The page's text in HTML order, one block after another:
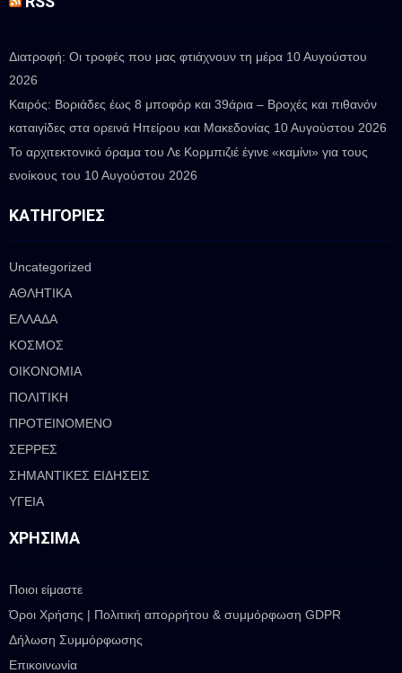
Διατροφή: Οι τροφές που μας φτιάχνουν τη μέρα 10 Αυγούστου
2026
Καιρός: Βοριάδες έως 8 μποφόρ και 39άρια – Βροχές και πιθανόν
καταιγίδες στα ορεινά Ηπείρου και Μακεδονίας 10 Αυγούστου 2026
Το αρχιτεκτονικό όραμα του Λε Κορμπιζιέ έγινε «καμίνι» για τους
ενοίκους του 10 Αυγούστου 2026
ΚΑΤΗΓΟΡΊΕΣ
Uncategorized
ΑΘΛΗΤΙΚΑ
ΕΛΛΑΔΑ
ΚΟΣΜΟΣ
ΟΙΚΟΝΟΜΙΑ
ΠΟΛΙΤΙΚΗ
ΠΡΟΤΕΙΝΟΜΕΝΟ
ΣΕΡΡΕΣ
ΣΗΜΑΝΤΙΚΕΣ ΕΙΔΗΣΕΙΣ
ΥΓΕΙΑ
ΧΡΉΣΙΜΑ
Ποιοι είμαστε
Όροι Χρήσης | Πολιτική απορρήτου & συμμόρφωση GDPR
Δήλωση Συμμόρφωσης
Επικοινωνία